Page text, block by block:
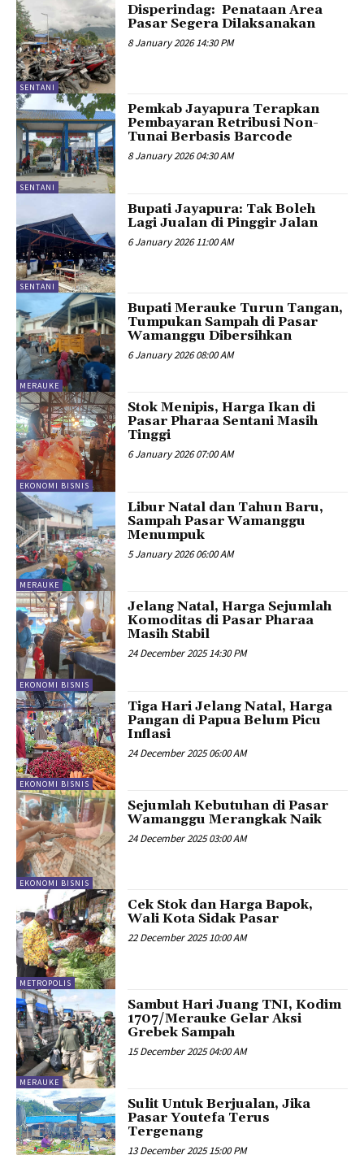
SENTANI
Disperindag: Penataan Area
Pasar Segera Dilaksanakan
8 January 2026 14:30 PM
SENTANI
Pemkab Jayapura Terapkan
Pembayaran Retribusi Non-
Tunai Berbasis Barcode
8 January 2026 04:30 AM
SENTANI
Bupati Jayapura: Tak Boleh
Lagi Jualan di Pinggir Jalan
6 January 2026 11:00 AM
MERAUKE
Bupati Merauke Turun Tangan,
Tumpukan Sampah di Pasar
Wamanggu Dibersihkan
6 January 2026 08:00 AM
EKONOMI BISNIS
Stok Menipis, Harga Ikan di
Pasar Pharaa Sentani Masih
Tinggi
6 January 2026 07:00 AM
MERAUKE
Libur Natal dan Tahun Baru,
Sampah Pasar Wamanggu
Menumpuk
5 January 2026 06:00 AM
EKONOMI BISNIS
Jelang Natal, Harga Sejumlah
Komoditas di Pasar Pharaa
Masih Stabil
24 December 2025 14:30 PM
EKONOMI BISNIS
Tiga Hari Jelang Natal, Harga
Pangan di Papua Belum Picu
Inflasi
24 December 2025 06:00 AM
EKONOMI BISNIS
Sejumlah Kebutuhan di Pasar
Wamanggu Merangkak Naik
24 December 2025 03:00 AM
METROPOLIS
Cek Stok dan Harga Bapok,
Wali Kota Sidak Pasar
22 December 2025 10:00 AM
MERAUKE
Sambut Hari Juang TNI, Kodim
1707/Merauke Gelar Aksi
Grebek Sampah
15 December 2025 04:00 AM
Sulit Untuk Berjualan, Jika
Pasar Youtefa Terus
Tergenang
13 December 2025 15:00 PM